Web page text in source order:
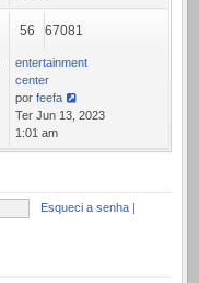
mensagem
56 67081
entertainment
center
por feefa
Ver
última
mensagem
Ter Jun 13, 2023
1:01 am
Esqueci a senha |